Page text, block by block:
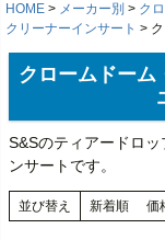
HOME メーカー別 ク
クリーナーインサート
クロームドーム
S&Sのティアードロ
ンサートです。
並び替え 新着順 価